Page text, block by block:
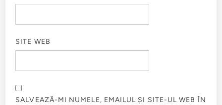
SITE WEB
SALVEAZĂ-MI NUMELE, EMAILUL ȘI SITE-UL WEB ÎN